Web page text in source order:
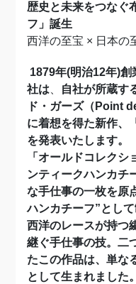
歴史と未来をつなぐ
フ」誕生
西洋の至宝 × 日本の
1879年(明治12年)創
社は
自社が所蔵す
ド・ガーズ（Point
に着想を得た新作、
を発表いたします。
「オールドコレク
ンティークハンカチ
な手仕事の一枚を原
ハンカチーフ”として
西洋のレースが持つ
継ぐ手仕事の技。二
たこの作品は、単な
として生まれました。